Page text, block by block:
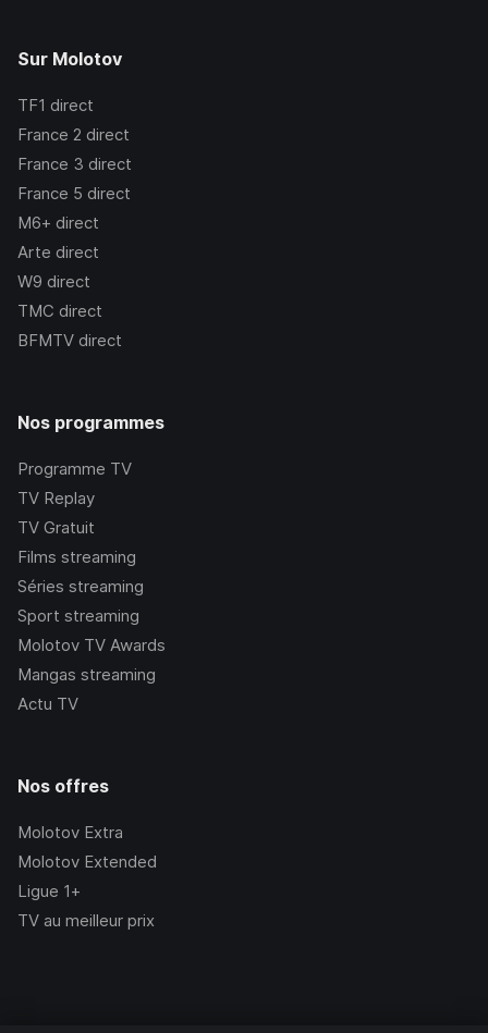
Sur Molotov
TF1 direct
France 2 direct
France 3 direct
France 5 direct
M6+ direct
Arte direct
W9 direct
TMC direct
BFMTV direct
Nos programmes
Programme TV
TV Replay
TV Gratuit
Films streaming
Séries streaming
Sport streaming
Molotov TV Awards
Mangas streaming
Actu TV
Nos offres
Molotov Extra
Molotov Extended
Ligue 1+
TV au meilleur prix